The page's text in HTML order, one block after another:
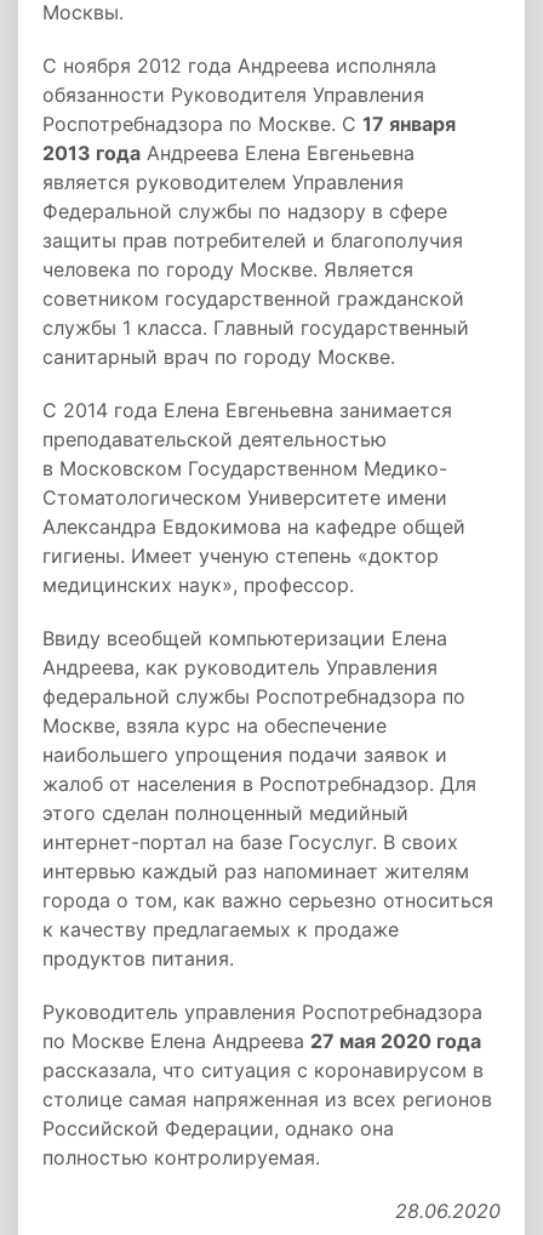
Москвы.
С ноября 2012 года Андреева исполняла
обязанности Руководителя Управления
Роспотребнадзора по Москве. С 17 января
2013 года Андреева Елена Евгеньевна
является руководителем Управления
Федеральной службы по надзору в сфере
защиты прав потребителей и благополучия
человека по городу Москве. Является
советником государственной гражданской
службы 1 класса. Главный государственный
санитарный врач по городу Москве.
С 2014 года Елена Евгеньевна занимается
преподавательской деятельностью
в Московском Государственном Медико-
Стоматологическом Университете имени
Александра Евдокимова на кафедре общей
гигиены. Имеет ученую степень «доктор
медицинских наук», профессор.
Ввиду всеобщей компьютеризации Елена
Андреева, как руководитель Управления
федеральной службы Роспотребнадзора по
Москве, взяла курс на обеспечение
наибольшего упрощения подачи заявок и
жалоб от населения в Роспотребнадзор. Для
этого сделан полноценный медийный
интернет-портал на базе Госуслуг. В своих
интервью каждый раз напоминает жителям
города о том, как важно серьезно относиться
к качеству предлагаемых к продаже
продуктов питания.
Руководитель управления Роспотребнадзора
по Москве Елена Андреева 27 мая 2020 года
рассказала, что ситуация с коронавирусом в
столице самая напряженная из всех регионов
Российской Федерации, однако она
полностью контролируемая.
28.06.2020